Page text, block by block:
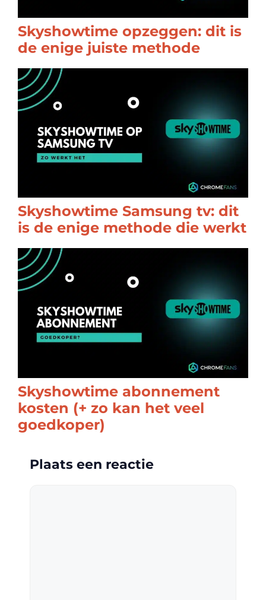
Skyshowtime opzeggen: dit is
de enige juiste methode
Skyshowtime Samsung tv: dit
is de enige methode die werkt
Skyshowtime abonnement
kosten (+ zo kan het veel
goedkoper)
Plaats een reactie